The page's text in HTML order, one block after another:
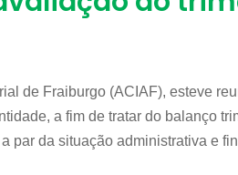
de Fraiburgo (ACIAF), esteve
a fim de tratar do balanço
par da situação administrativa e